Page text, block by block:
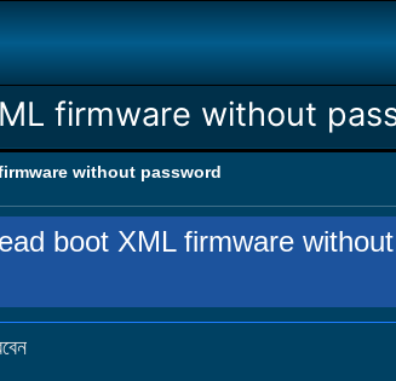
firmware without
without password
boot XML firmware